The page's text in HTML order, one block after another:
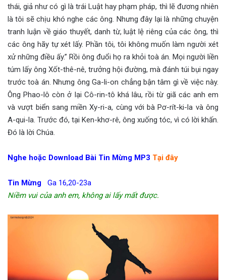
thái, giả như có gì là trái Luật hay phạm pháp, thì lẽ đương nhiên
là tôi sẽ chịu khó nghe các ông. Nhưng đây lại là những chuyện
tranh luận về giáo thuyết, danh từ, luật lệ riêng của các ông, thì
các ông hãy tự xét lấy. Phần tôi, tôi không muốn làm người xét
xử những điều ấy.” Rồi ông đuổi họ ra khỏi toà án. Mọi người liền
túm lấy ông Xốt-thê-nê, trưởng hội đường, mà đánh túi bụi ngay
trước toà án. Nhưng ông Ga-li-on chẳng bận tâm gì về việc này.
Ông Phao-lô còn ở lại Cô-rin-tô khá lâu, rồi từ giã các anh em
và vượt biển sang miền Xy-ri-a, cùng với bà Pơ-rít-ki-la và ông
A-qui-la. Trước đó, tại Ken-khơ-rê, ông xuống tóc, vì có lời khấn.
Đó là lời Chúa.
Nghe hoặc Download Bài Tin Mừng MP3 Tại đây
Tin Mừng Ga 16,20-23a
Niềm vui của anh em, không ai lấy mất được.